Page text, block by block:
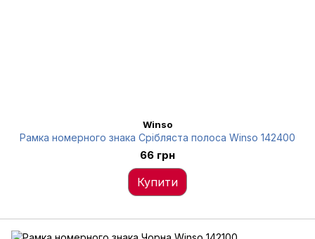
Winso
Рамка номерного знака Срібляста полоса Winso 142400
66 грн
Купити